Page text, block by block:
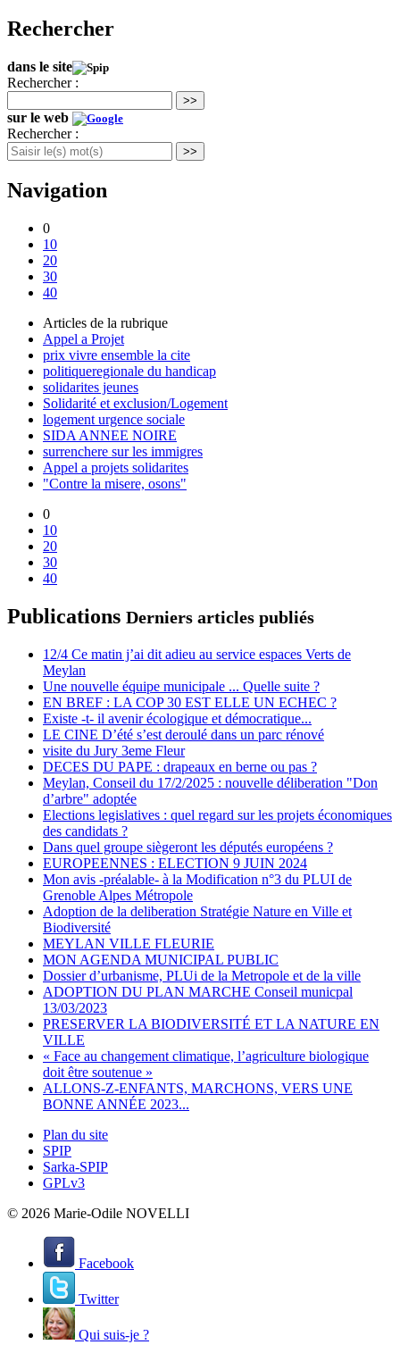
Rechercher
dans le site
Rechercher :
>>
sur le web
Rechercher :
>>
Navigation
0
10
20
30
40
Articles de la rubrique
Appel a Projet
prix vivre ensemble la cite
politiqueregionale du handicap
solidarites jeunes
Solidarité et exclusion/Logement
logement urgence sociale
SIDA ANNEE NOIRE
surrenchere sur les immigres
Appel a projets solidarites
"Contre la misere, osons"
0
10
20
30
40
Publications Derniers articles publiés
12/4 Ce matin j’ai dit adieu au service espaces Verts de
Meylan
Une nouvelle équipe municipale ... Quelle suite ?
EN BREF : LA COP 30 EST ELLE UN ECHEC ?
Existe -t- il avenir écologique et démocratique...
LE CINE D’été s’est deroulé dans un parc rénové
visite du Jury 3eme Fleur
DECES DU PAPE : drapeaux en berne ou pas ?
Meylan, Conseil du 17/2/2025 : nouvelle déliberation "Don
d’arbre" adoptée
Elections legislatives : quel regard sur les projets économiques
des candidats ?
Dans quel groupe siègeront les députés européens ?
EUROPEENNES : ELECTION 9 JUIN 2024
Mon avis -préalable- à la Modification n°3 du PLUI de
Grenoble Alpes Métropole
Adoption de la deliberation Stratégie Nature en Ville et
Biodiversité
MEYLAN VILLE FLEURIE
MON AGENDA MUNICIPAL PUBLIC
Dossier d’urbanisme, PLUi de la Metropole et de la ville
ADOPTION DU PLAN MARCHE Conseil municpal
13/03/2023
PRESERVER LA BIODIVERSITÉ ET LA NATURE EN
VILLE
« Face au changement climatique, l’agriculture biologique
doit être soutenue »
ALLONS-Z-ENFANTS, MARCHONS, VERS UNE
BONNE ANNÉE 2023...
Plan du site
SPIP
Sarka-SPIP
GPLv3
© 2026 Marie-Odile NOVELLI
Facebook
Twitter
Qui suis-je ?